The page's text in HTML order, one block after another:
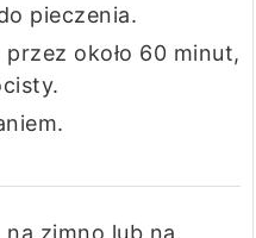
pieczenia.
około 60 minut,
zimno lub na